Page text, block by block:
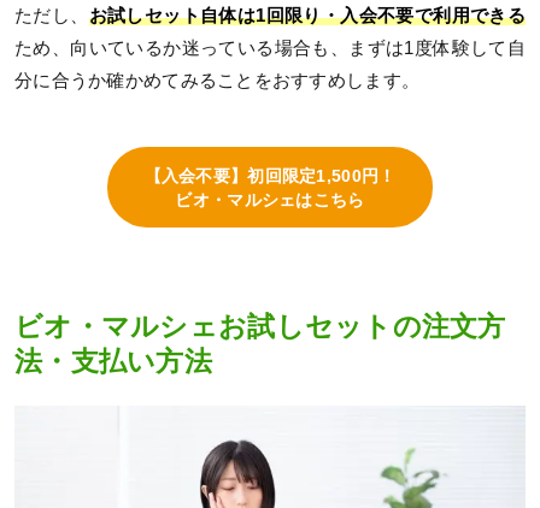
ただし、 お試しセット自体は1回限り・入会不要で利用できる
ため、向いているか迷っている場合も、まずは1度体験して自
分に合うか確かめてみることをおすすめします。
【入会不要】初回限定1,500円！
ビオ・マルシェはこちら
ビオ・マルシェお試しセットの注文方
法・支払い方法